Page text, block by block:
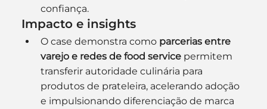
confiança.
Impacto e insights
O case demonstra como parcerias entre
varejo e redes de food service permitem
transferir autoridade culinária para
produtos de prateleira, acelerando adoção
e impulsionando diferenciação de marca